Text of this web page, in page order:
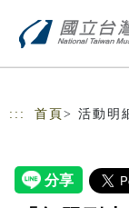
::: 首頁 > 活動明